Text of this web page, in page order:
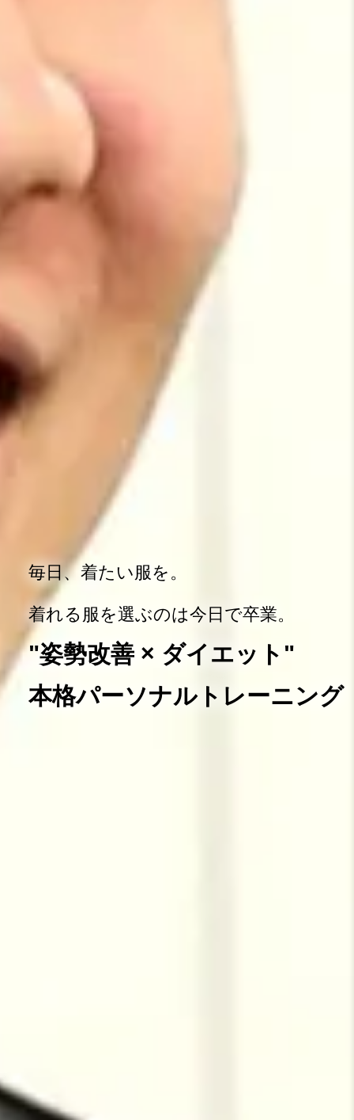
毎日、着たい服を。
着れる服を選ぶのは今日で卒業。
"姿勢改善 × ダイエット"
本格パーソナルトレーニング